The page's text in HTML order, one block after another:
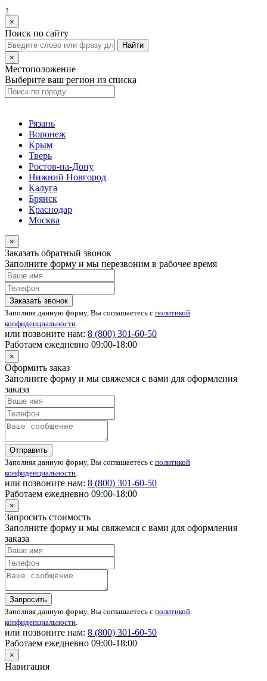
↑
×
Поиск по сайту
×
Местоположение
Выберите ваш регион из списка
Рязань
Воронеж
Крым
Тверь
Ростов-на-Дону
Нижний Новгород
Калуга
Брянск
Краснодар
Москва
×
Заказать обратный звонок
Заполните форму и мы перезвоним в рабочее время
Заказать звонок
Заполняя данную форму, Вы соглашаетесь с политикой
конфиденциальности.
или позвоните нам: 8 (800) 301-60-50
Работаем ежедневно 09:00-18:00
×
Оформить заказ
Заполните форму и мы свяжемся с вами для оформления
заказа
Отправить
Заполняя данную форму, Вы соглашаетесь с политикой
конфиденциальности.
или позвоните нам: 8 (800) 301-60-50
Работаем ежедневно 09:00-18:00
×
Запросить стоимость
Заполните форму и мы свяжемся с вами для оформления
заказа
Запросить
Заполняя данную форму, Вы соглашаетесь с политикой
конфиденциальности.
или позвоните нам: 8 (800) 301-60-50
Работаем ежедневно 09:00-18:00
×
Навигация